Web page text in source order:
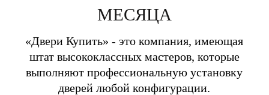
МЕСЯЦА
«Двери Купить» - это компания, имеющая
штат высококлассных мастеров, которые
выполняют профессиональную установку
дверей любой конфигурации.